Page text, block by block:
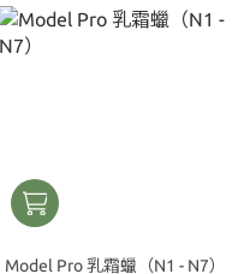
Model Pro 乳霜蠟（N1 - N7）